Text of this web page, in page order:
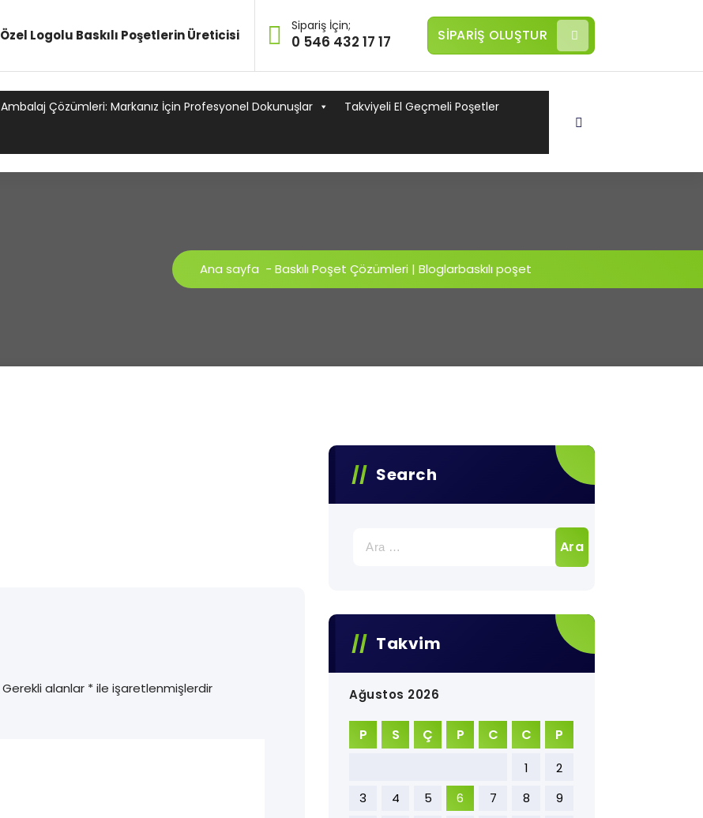
Özel Logolu Baskılı Poşetlerin Üreticisi
Sipariş İçin;
0 546 432 17 17 SİPARİŞ OLUŞTUR
Ambalaj Çözümleri: Markanız İçin Profesyonel Dokunuşlar
Takviyeli El Geçmeli Poşetler
Ana sayfa - Baskılı Poşet Çözümleri | Bloglarbaskılı poşet
Gerekli alanlar *ile işaretlenmişlerdir
Search
Takvim
Ağustos 2026
P S Ç P C C P
1
2
3
4 5 6 7 8
9